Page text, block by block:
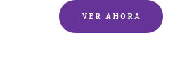
VER AHORA